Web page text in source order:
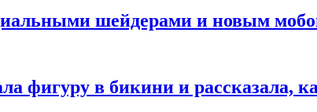
шейдерами и новым
фигуру в бикини и рассказала,